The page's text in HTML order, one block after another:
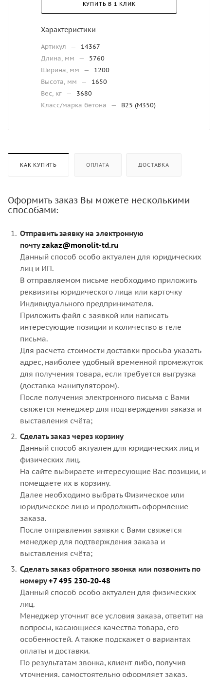
КУПИТЬ В 1 КЛИК
Характеристики
Артикул —
14367
Длина, мм
—
5760
Ширина, мм
—
1200
Высота, мм
—
1650
Вес, кг —
3680
Класс/марка бетона
— В25 (М350)
КАК КУПИТЬ ОПЛАТА ДОСТАВКА
Оформить заказ Вы можете несколькими
способами:
Отправить заявку на электронную
почтуzakaz@monolit-td.ru
Данный способ особо актуален для юридических
лиц и ИП.
В отправляемом письме необходимо приложить
реквизиты юридического лица или карточку
Индивидуального предпринимателя.
Приложить файл с заявкой или написать
интересующие позиции и количество в теле
письма.
Для расчета стоимости доставки просьба указать
адрес, наиболее удобный временной промежуток
для получения товара, если требуется выгрузка
(доставка манипулятором).
После получения электронного письма с Вами
свяжется менеджер для подтверждения заказа и
выставления счёта;
Сделать заказ через корзину
Данный способ актуален для юридических лиц и
физических лиц.
На сайте выбираете интересующие Вас позиции, и
помещаете их в корзину.
Далее необходимо выбрать Физическое или
юридическое лицо и продолжить оформление
заказа.
После отправления заявки с Вами свяжется
менеджер для подтверждения заказа и
выставления счёта;
Сделать заказ обратного звонка или позвонить по
номеру+7 495 230-20-48
Данный способ особо актуален для физических
лиц.
Менеджер уточнит все условия заказа, ответит на
вопросы, касающиеся качества товара, его
особенностей. А также подскажет о вариантах
оплаты и доставки.
По результатам звонка, клиент либо, получив
уточнения, самостоятельно оформляет заказ,